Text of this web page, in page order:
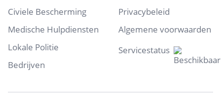
Civiele Bescherming
Medische Hulpdiensten
Lokale Politie
Bedrijven
Privacybeleid
Algemene voorwaarden
Servicestatus